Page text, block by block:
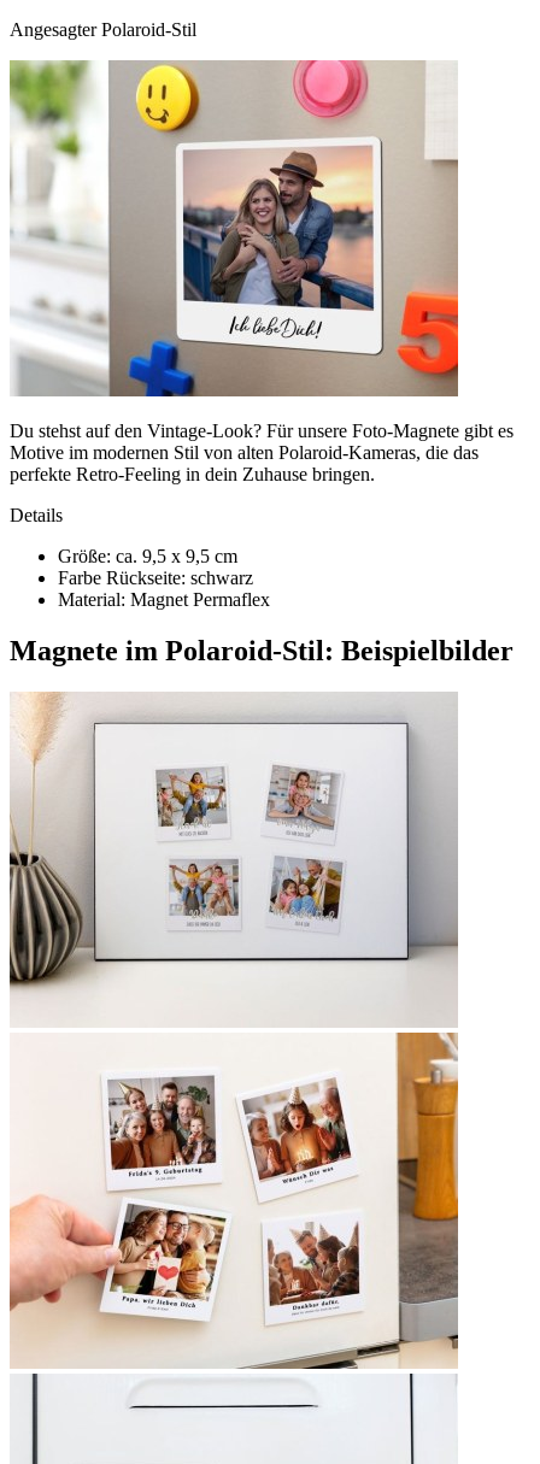
Angesagter Polaroid-Stil
Du stehst auf den Vintage-Look? Für unsere Foto-Magnete gibt es
Motive im modernen Stil von alten Polaroid-Kameras, die das
perfekte Retro-Feeling in dein Zuhause bringen.
Details
Größe: ca. 9,5 x 9,5 cm
Farbe Rückseite: schwarz
Material: Magnet Permaflex
Magnete im Polaroid-Stil: Beispielbilder